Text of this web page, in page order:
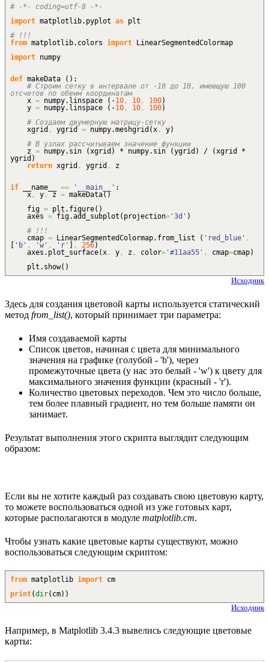
# -*- coding=utf-8 -*-
import matplotlib. pyplot as plt
# !!!
from matplotlib. colors import LinearSegmentedColormap
import numpy
def makeData ( ) :
# Строим сетку в интервале от -10 до 10, имеющую 100
отсчетов по обеим координатам
x = numpy. linspace ( -10, 10, 100)
y = numpy. linspace ( -10, 10, 100)
# Создаем двумерную матрицу-сетку
xgrid , ygrid = numpy.meshgrid (x, y)
# В узлах рассчитываем значение функции
z = numpy. sin (xgrid ) * numpy. sin (ygrid ) / (xgrid *
ygrid )
return xgrid , ygrid , z
if __name__ == '__main__' :
x, y, z = makeData( )
fig = plt. figure( )
axes = fig.add_subplot ( projection= '3d' )
# !!!
cmap = LinearSegmentedColormap. from_list ( 'red_blue' ,
'b' , 'w' , 'r' , 256)
axes. plot_surface(x, y, z , color= '#11aa55' , cmap=cmap)
plt. show( )
Исходник
Здесь для создания цветовой карты используется статический
метод from_list(), который принимает три параметра:
Имя создаваемой карты
Список цветов, начиная с цвета для минимального
значения на графике (голубой - 'b'), через
промежуточные цвета (у нас это белый - 'w') к цвету для
максимального значения функции (красный - 'r').
Количество цветовых переходов. Чем это число больше,
тем более плавный градиент, но тем больше памяти он
занимает.
Результат выполнения этого скрипта выглядит следующим
образом:
Если вы не хотите каждый раз создавать свою цветовую карту,
то можете воспользоваться одной из уже готовых карт,
которые располагаются в модуле matplotlib.cm.
Чтобы узнать какие цветовые карты существуют, можно
воспользоваться следующим скриптом:
from matplotlib import cm
print(dir( cm) )
Исходник
Например, в Matplotlib 3.4.3 вывелись следующие цветовые
карты: